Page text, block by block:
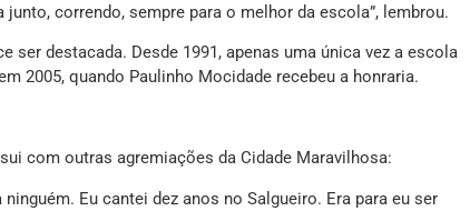
correndo, sempre para o melhor da escola”, lembrou.
ser destacada. Desde 1991, apenas uma única vez a escola
2005, quando Paulinho Mocidade recebeu a honraria.
com outras agremiações da Cidade Maravilhosa:
Eu cantei dez anos no Salgueiro. Era para eu ser